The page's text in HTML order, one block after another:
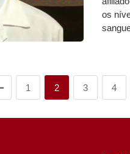
os
1 2 3 4